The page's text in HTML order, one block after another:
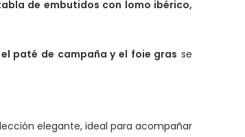
de embutidos con lomo ibérico,
el paté de campaña y el foie gras se
elegante, ideal para acompañar